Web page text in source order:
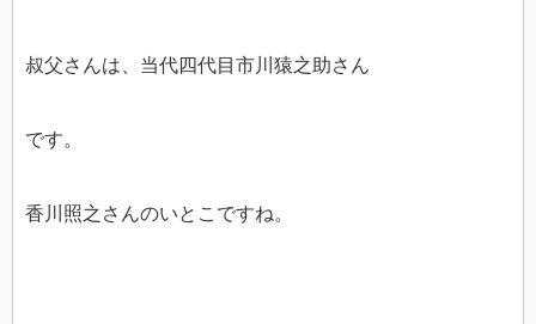
叔父さんは、当代四代目市川猿之助さん
です。
香川照之さんのいとこですね。